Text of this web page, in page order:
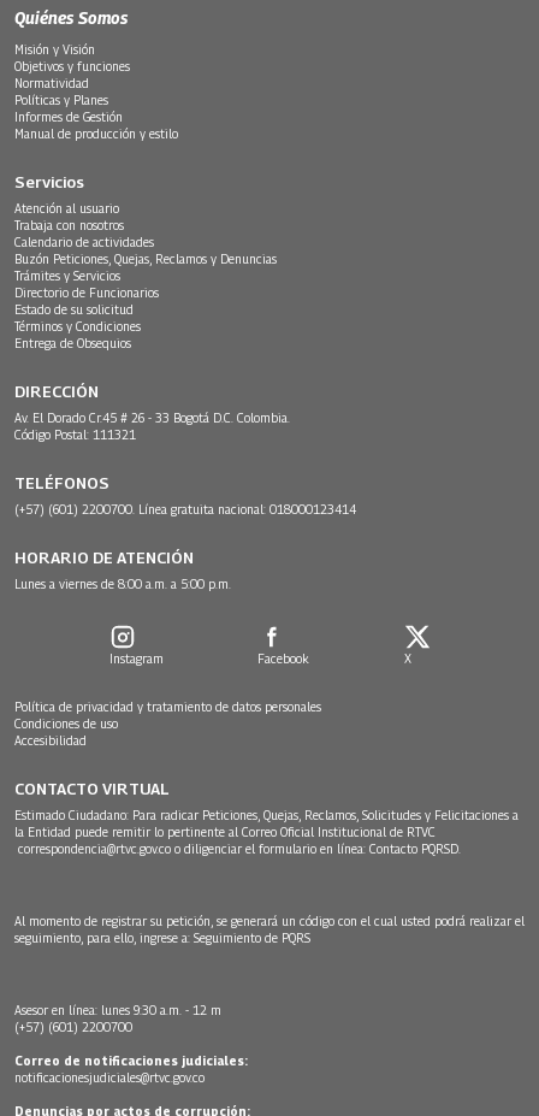
Quiénes Somos
Misión y Visión
Objetivos y funciones
Normatividad
Políticas y Planes
Informes de Gestión
Manual de producción y estilo
Servicios
Atención al usuario
Trabaja con nosotros
Calendario de actividades
Buzón Peticiones, Quejas, Reclamos y Denuncias
Trámites y Servicios
Directorio de Funcionarios
Estado de su solicitud
Términos y Condiciones
Entrega de Obsequios
DIRECCIÓN
Av. El Dorado Cr.45 # 26 - 33 Bogotá D.C. Colombia.
Código Postal: 111321
TELÉFONOS
(+57) (601) 2200700. Línea gratuita nacional: 018000123414
HORARIO DE ATENCIÓN
Lunes a viernes de 8:00 a.m. a 5:00 p.m.
Instagram Facebook X
Política de privacidad y tratamiento de datos personales
Condiciones de uso
Accesibilidad
CONTACTO VIRTUAL
Estimado Ciudadano: Para radicar Peticiones, Quejas, Reclamos, Solicitudes y Felicitaciones a
la Entidad puede remitir lo pertinente al Correo Oficial Institucional de RTVC
correspondencia@rtvc.gov.co o diligenciar el formulario en línea: Contacto PQRSD.
Al momento de registrar su petición, se generará un código con el cual usted podrá realizar el
seguimiento, para ello, ingrese a: Seguimiento de PQRS
Asesor en línea: lunes 9:30 a.m. - 12 m
(+57) (601) 2200700
Correo de notificaciones judiciales:
notificacionesjudiciales@rtvc.gov.co
Denuncias por actos de corrupción: